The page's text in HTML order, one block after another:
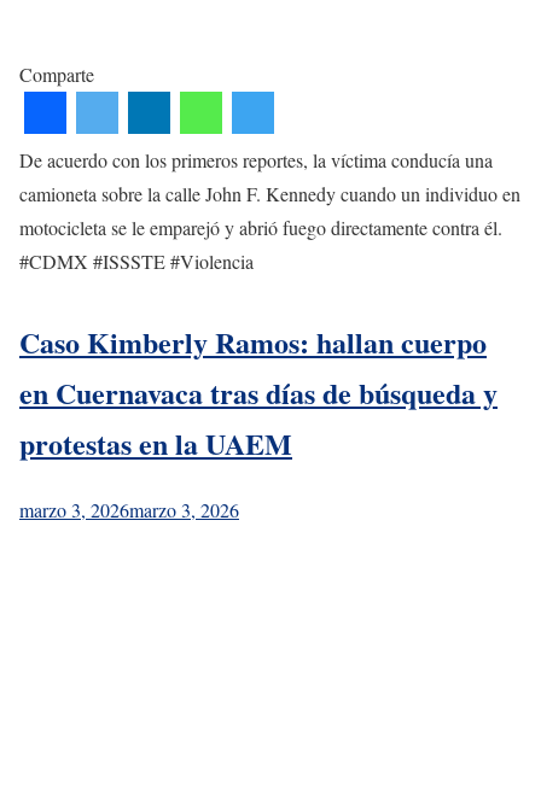
Comparte
De acuerdo con los primeros reportes, la víctima conducía una
camioneta sobre la calle John F. Kennedy cuando un individuo en
motocicleta se le emparejó y abrió fuego directamente contra él.
#CDMX #ISSSTE #Violencia
Caso Kimberly Ramos: hallan cuerpo
en Cuernavaca tras días de búsqueda y
protestas en la UAEM
marzo 3, 2026marzo 3, 2026